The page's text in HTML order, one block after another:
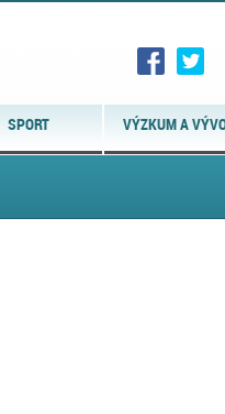
SPORT VÝZKUM A